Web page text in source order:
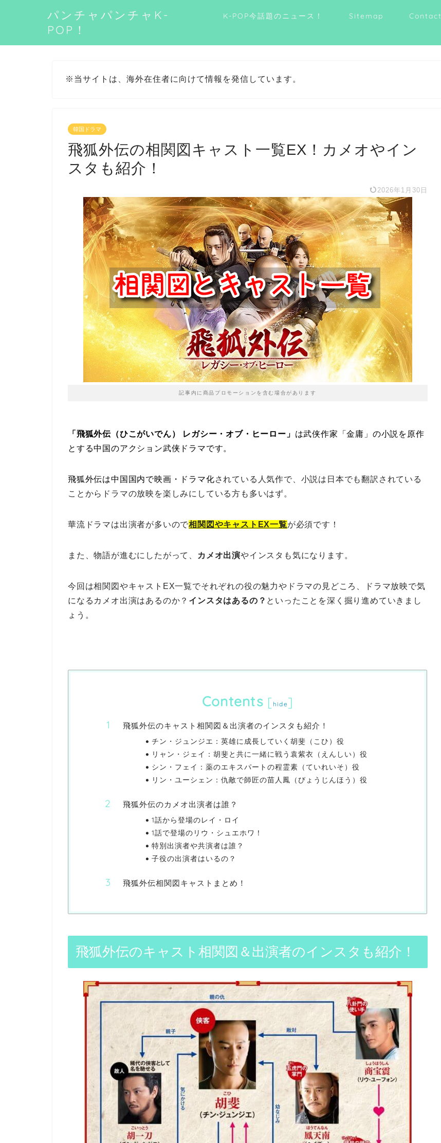
パンチャパンチャK-
POP！
K-POP今話題のニュース！ Sitemap Contact
※当サイトは、海外在住者に向けて情報を発信しています。
韓国ドラマ
飛狐外伝の相関図キャスト一覧EX！カメオやイン
スタも紹介！
2026年1月30日
記事内に商品プロモーションを含む場合があります
「飛狐外伝（ひこがいでん） レガシー・オブ・ヒーロー」 は武侠作家「金庸」の小説を原作
とする中国のアクション武侠ドラマです。
飛狐外伝は中国国内で映画・ドラマ化されている人気作で、小説は日本でも翻訳されている
ことからドラマの放映を楽しみにしている方も多いはず。
華流ドラマは出演者が多いので相関図やキャストEX一覧が必須です！
また、物語が進むにしたがって、 カメオ出演やインスタも気になります。
今回は相関図やキャストEX一覧でそれぞれの役の魅力やドラマの見どころ、ドラマ放映で気
になるカメオ出演はあるのか？ インスタはあるの？ といったことを深く掘り進めていきまし
ょう。
Contents [ hide]
飛狐外伝のキャスト相関図＆出演者のインスタも紹介！
チン・ジュンジエ：英雄に成長していく胡斐（こひ）役
リャン・ジェイ：胡斐と共に一緒に戦う袁紫衣（えんしい）役
シン・フェイ：薬のエキスパートの程霊素（ていれいそ）役
リン・ユーシェン：仇敵で師匠の苗人鳳（びょうじんほう）役
飛狐外伝のカメオ出演者は誰？
1話から登場のレイ・ロイ
1話で登場のリウ・シュエホワ！
特別出演者や共演者は誰？
子役の出演者はいるの？
飛狐外伝相関図キャストまとめ！
飛狐外伝のキャスト相関図＆出演者のインスタも紹介！